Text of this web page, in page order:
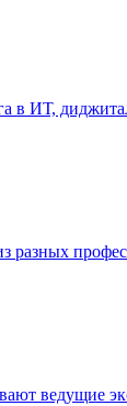
в ИТ,
разных
ведущие